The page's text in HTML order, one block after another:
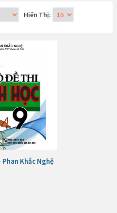
Hiển Thị:
Khắc Nghệ